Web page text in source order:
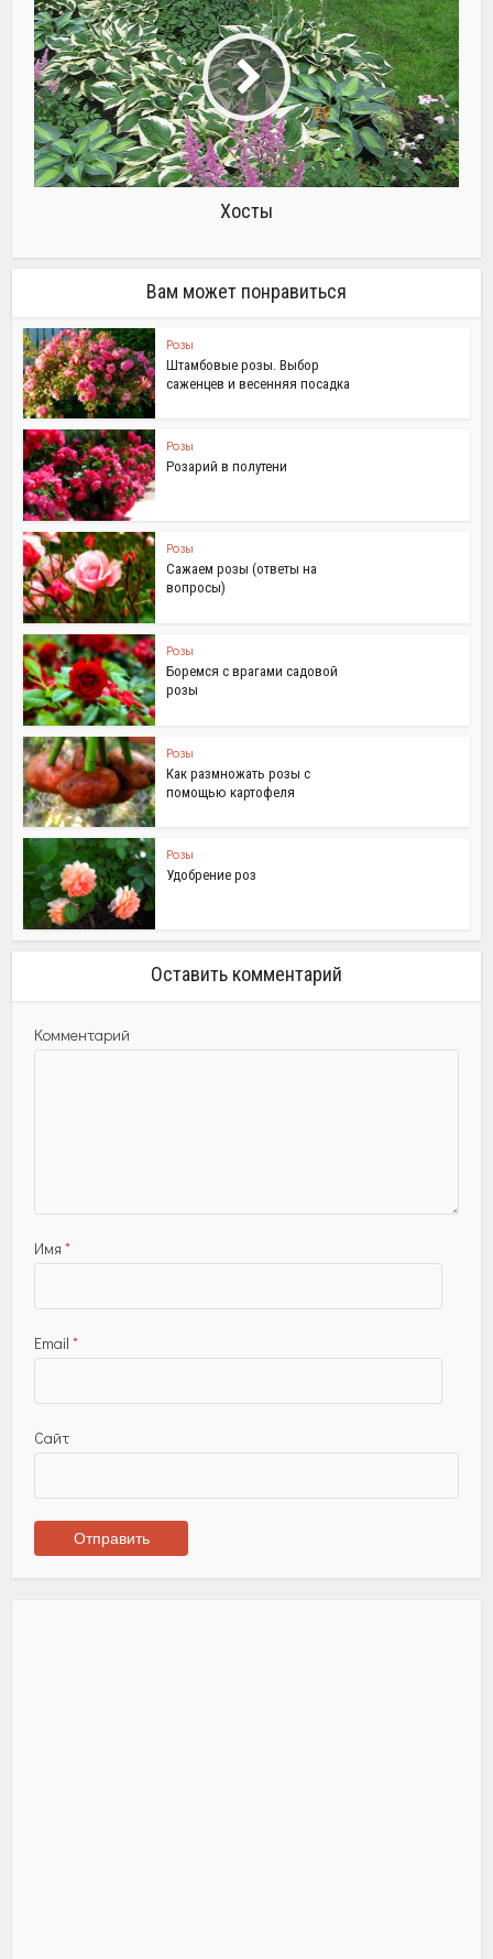
Хосты
Вам может понравиться
Розы
Штамбовые розы. Выбор
саженцев и весенняя посадка
Розы
Розарий в полутени
Розы
Сажаем розы (ответы на
вопросы)
Розы
Боремся с врагами садовой
розы
Розы
Как размножать розы с
помощью картофеля
Розы
Удобрение роз
Оставить комментарий
Комментарий
Имя *
Email *
Сайт